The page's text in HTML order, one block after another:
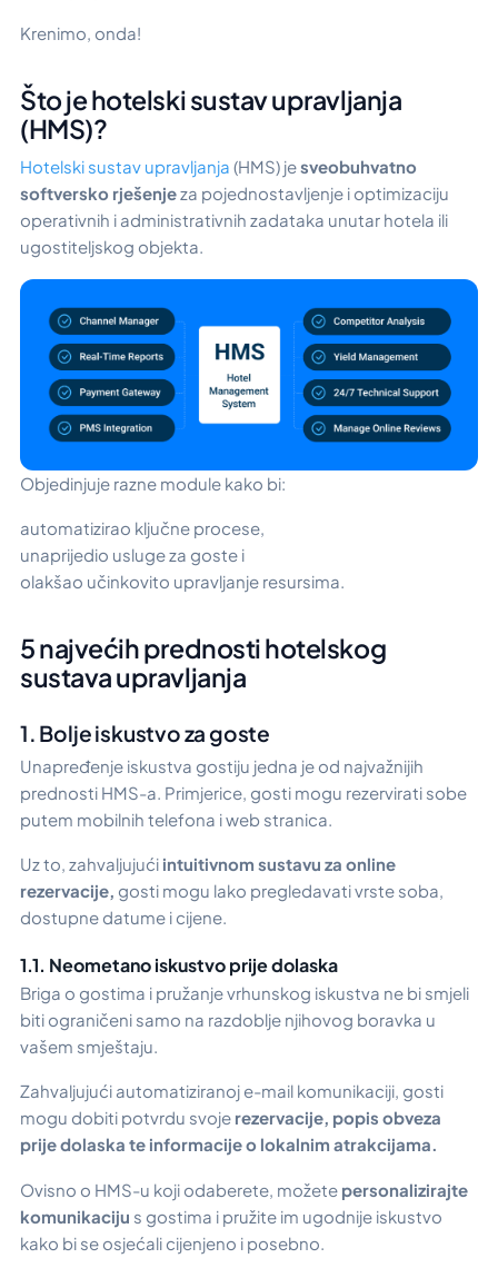
Krenimo, onda!
Što je hotelski sustav upravljanja
(HMS)?
Hotelski sustav upravljanja (HMS) jesveobuhvatno
softversko rješenjeza pojednostavljenje i optimizaciju
operativnih i administrativnih zadataka unutar hotela ili
ugostiteljskog objekta.
Objedinjuje razne module kako bi:
automatizirao ključne procese,
unaprijedio usluge za goste i
olakšao učinkovito upravljanje resursima.
5 najvećih prednosti hotelskog
sustava upravljanja
1. Bolje iskustvo za goste
Unapređenje iskustva gostiju jedna je od najvažnijih
prednosti HMS-a. Primjerice, gosti mogu rezervirati sobe
putem mobilnih telefona i web stranica.
Uz to, zahvaljujući intuitivnom sustavu za online
rezervacije, gosti mogu lako pregledavati vrste soba,
dostupne datume i cijene.
1.1. Neometano iskustvo prije dolaska
Briga o gostima i pružanje vrhunskog iskustva ne bi smjeli
biti ograničeni samo na razdoblje njihovog boravka u
vašem smještaju.
Zahvaljujući automatiziranoj e-mail komunikaciji, gosti
mogu dobiti potvrdu svoje rezervacije, popis obveza
prije dolaska te informacije o lokalnim atrakcijama.
Ovisno o HMS-u koji odaberete, možete personalizirajte
komunikaciju s gostima i pružite im ugodnije iskustvo
kako bi se osjećali cijenjeno i posebno.